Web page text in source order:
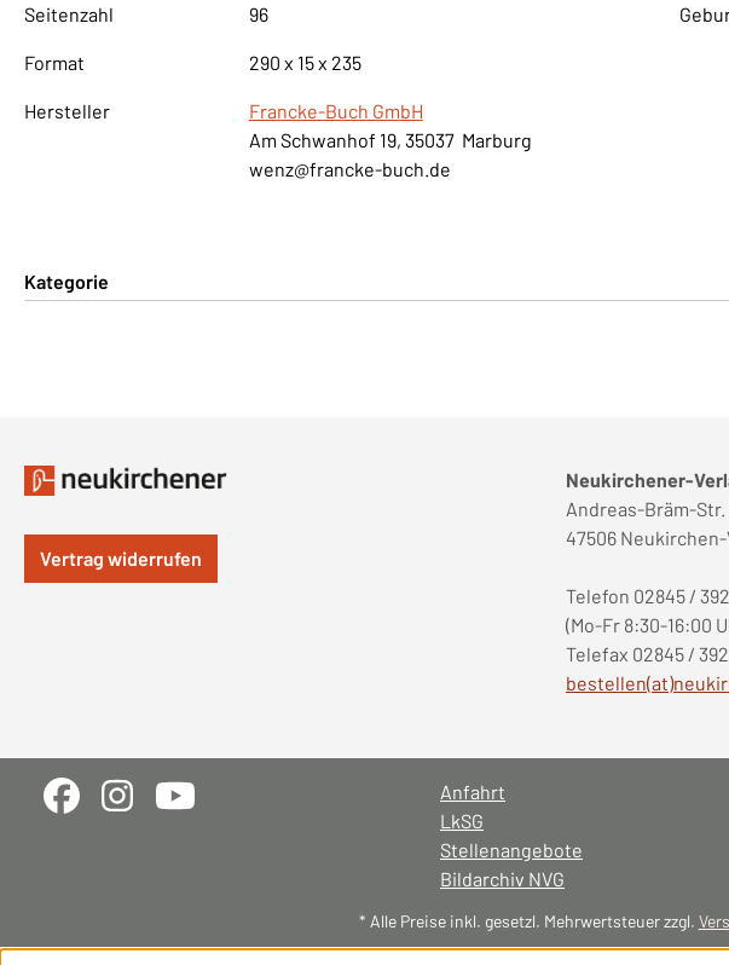
Seitenzahl 96
Format 290 x 15 x 235
Hersteller
Francke-Buch GmbH
Am Schwanhof 19, 35037 Marburg
wenz@francke-buch.de
Kategorie
Vertrag widerrufen
Neukirchener-
Andreas-Bräm-Str.
47506 Neukirchen-
Telefon 02845 /
(Mo-Fr 8:30-16:00
Telefax 02845 /
Anfahrt
LkSG
Stellenangebote
Bildarchiv NVG
* Alle Preise inkl. gesetzl. Mehrwertsteuer zzgl.